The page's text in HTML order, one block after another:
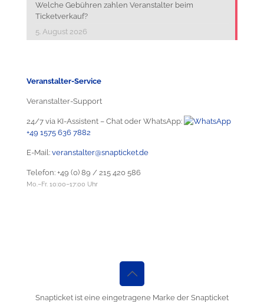
Welche Gebühren zahlen Veranstalter beim
Ticketverkauf?
5. August 2026
Veranstalter-Service
Veranstalter-Support
24/7 via KI-Assistent – Chat oder WhatsApp:
+49 1575 636 7882
E-Mail: veranstalter@snapticket.de
Telefon: +49 (0) 89 / 215 420 586
Mo.–Fr. 10:00–17:00 Uhr
Snapticket ist eine eingetragene Marke der Snapticket